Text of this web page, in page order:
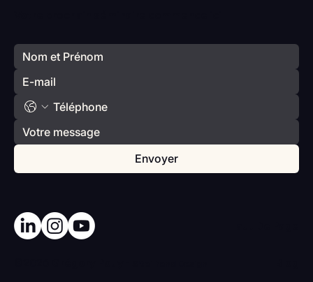
Envoyer